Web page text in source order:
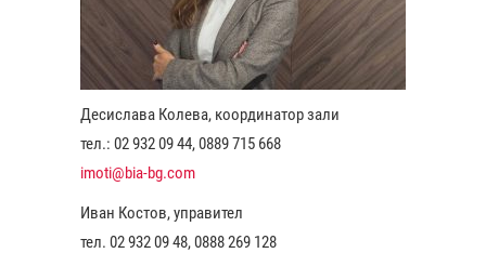
Десислава Колева, координатор зали
тел.: 02 932 09 44, 0889 715 668
imoti@bia-bg.com
Иван Костов, управител
тел. 02 932 09 48, 0888 269 128